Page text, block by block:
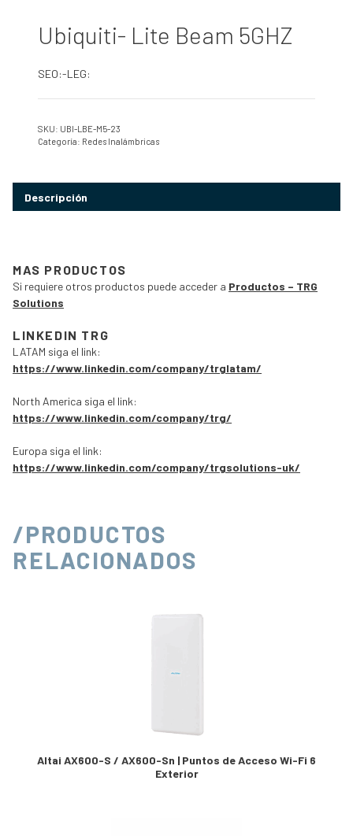
Ubiquiti- Lite Beam 5GHZ
SEO:-LEG:
SKU: UBI-LBE-M5-23
Categoría: Redes Inalámbricas
Descripción
MAS PRODUCTOS
Si requiere otros productos puede acceder a Productos – TRG
Solutions
LINKEDIN TRG
LATAM siga el link:
https://www.linkedin.com/company/trglatam/
North America siga el link:
https://www.linkedin.com/company/trg/
Europa siga el link:
https://www.linkedin.com/company/trgsolutions-uk/
/PRODUCTOS
RELACIONADOS
Altai AX600-S / AX600-Sn | Puntos de Acceso Wi-Fi 6
Exterior